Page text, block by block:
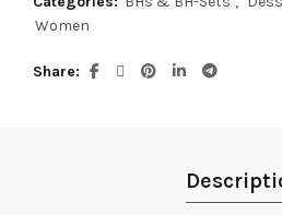
Women
Share